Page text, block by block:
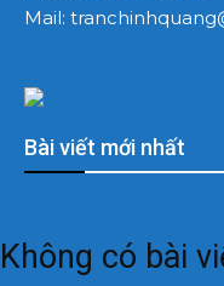
Bài viết mới nhất
Không có bài
Mail: